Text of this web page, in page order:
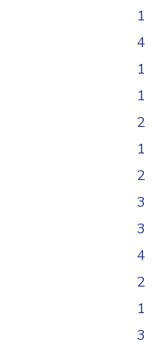
1
4
1
1
2
1
2
3
3
4
2
1
3